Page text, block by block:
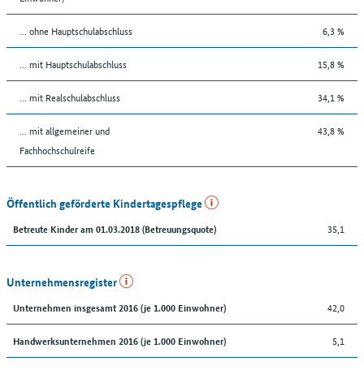
... ohne Hauptschulabschluss 6,3 %
... mit Hauptschulabschluss 15,8 %
... mit Realschulabschluss 34,1 %
... mit allgemeiner und
Fachhochschulreife
43,8 %
Öffentlich geförderte Kindertagespflege
Betreute Kinder am 01.03.2018 (Betreuungsquote) 35,1
Unternehmensregister
Unternehmen insgesamt 2016 (je 1.000 Einwohner) 42,0
Handwerksunternehmen 2016 (je 1.000 Einwohner) 5,1